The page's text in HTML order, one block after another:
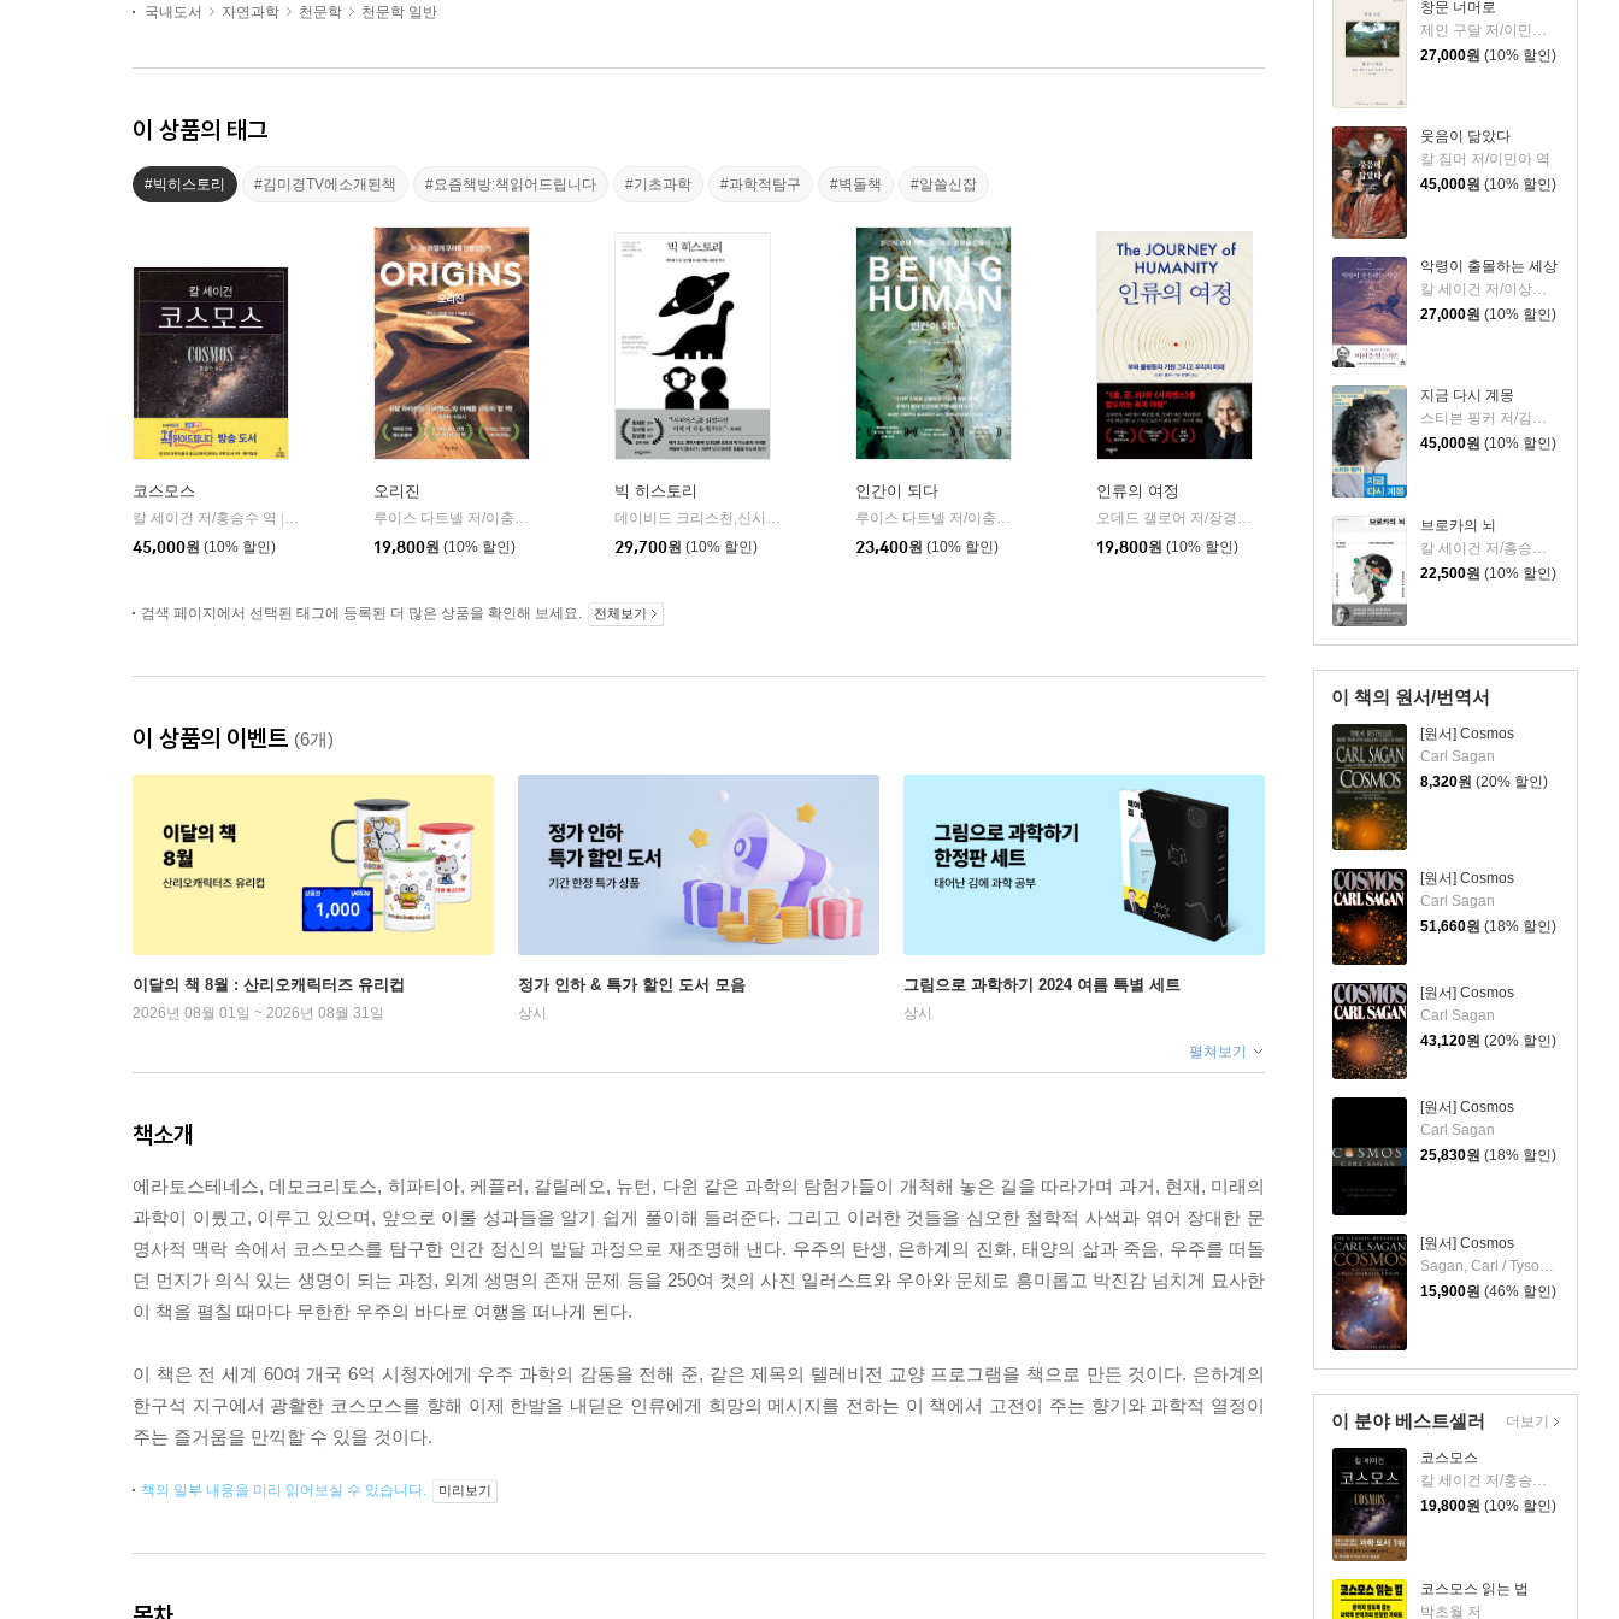
창문 너머로
제인 구달 저/이민아 역
27,000원 (10% 할인)
웃음이 닮았다
칼 짐머 저/이민아 역
45,000원 (10% 할인)
악령이 출몰하는 세상
칼 세이건 저/이상헌 역
27,000원 (10% 할인)
지금 다시 계몽
스티븐 핑커 저/김한영 역
45,000원 (10% 할인)
브로카의 뇌
칼 세이건 저/홍승효 역
22,500원 (10% 할인)
이 책의 원서/번역서
[원서] Cosmos
Carl Sagan
8,320원 (20% 할인)
[원서] Cosmos
Carl Sagan
51,660원 (18% 할인)
[원서] Cosmos
Carl Sagan
43,120원 (20% 할인)
[원서] Cosmos
Carl Sagan
25,830원 (18% 할인)
[원서] Cosmos
Sagan, Carl / Tyson, Neil Degrasse / Druyan, Ann
15,900원 (46% 할인)
이 분야 베스트셀러
코스모스
칼 세이건 저/홍승수 역
19,800원 (10% 할인)
코스모스 읽는 법
박초월 저
더보기
국내도서
자연과학 천문학 천문학 일반
이 상품의 태그
#빅히스토리 #김미경TV에소개된책 #요즘책방:책읽어드립니다 #기초과학 #과학적탐구 #벽돌책 #알쓸신잡
코스모스
칼 세이건 저/홍승수 역
사이언스북스
45,000원 (10% 할인)
오리진
루이스 다트넬 저/이충호 역
흐름출판
19,800원 (10% 할인)
빅 히스토리
데이비드 크리스천,신시아 브라운,크레이그 벤저민 저/이한음 역
웅진지식하우스
29,700원 (10% 할인)
인간이 되다
루이스 다트넬 저/이충호 역
23,400원 (10% 할인)
인류의 여정
오데드 갤로어 저/장경덕 역
19,800원 (10% 할인)
검색 페이지에서 선택된 태그에 등록된 더 많은 상품을 확인해 보세요. 전체보기
이 상품의 이벤트 (6개)
이달의 책 8월 : 산리오캐릭터즈 유리컵
2026년 08월 01일 ~ 2026년 08월 31일
정가 인하 & 특가 할인 도서 모음
상시
그림으로 과학하기 2024 여름 특별 세트
상시
펼쳐보기
책소개
에라토스테네스, 데모크리토스, 히파티아, 케플러, 갈릴레오, 뉴턴, 다윈 같은 과학의 탐험가들이 개척해 놓은 길을 따라가며 과거, 현재, 미래의
과학이 이뤘고, 이루고 있으며, 앞으로 이룰 성과들을 알기 쉽게 풀이해 들려준다. 그리고 이러한 것들을 심오한 철학적 사색과 엮어 장대한 문
명사적 맥락 속에서 코스모스를 탐구한 인간 정신의 발달 과정으로 재조명해 낸다. 우주의 탄생, 은하계의 진화, 태양의 삶과 죽음, 우주를 떠돌
던 먼지가 의식 있는 생명이 되는 과정, 외계 생명의 존재 문제 등을 250여 컷의 사진 일러스트와 우아와 문체로 흥미롭고 박진감 넘치게 묘사한
이 책을 펼칠 때마다 무한한 우주의 바다로 여행을 떠나게 된다.
이 책은 전 세계 60여 개국 6억 시청자에게 우주 과학의 감동을 전해 준, 같은 제목의 텔레비전 교양 프로그램을 책으로 만든 것이다. 은하계의
한구석 지구에서 광활한 코스모스를 향해 이제 한발을 내딛은 인류에게 희망의 메시지를 전하는 이 책에서 고전이 주는 향기와 과학적 열정이
주는 즐거움을 만끽할 수 있을 것이다.
책의 일부 내용을 미리 읽어보실 수 있습니다. 미리보기